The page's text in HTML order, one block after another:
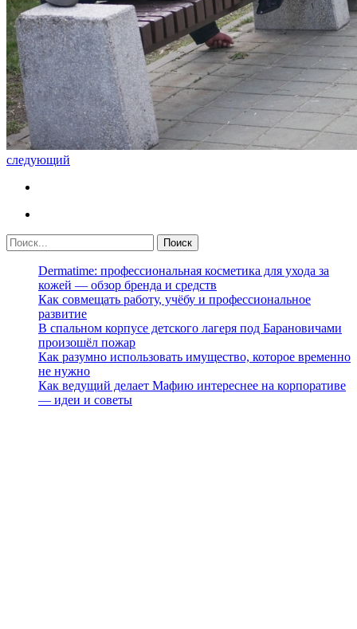
следующий
Dermatime: профессиональная косметика для ухода за
кожей — обзор бренда и средств
Как совмещать работу, учёбу и профессиональное
развитие
В спальном корпусе детского лагеря под Барановичами
произошёл пожар
Как разумно использовать имущество, которое временно
не нужно
Как ведущий делает Мафию интереснее на корпоративе
— идеи и советы